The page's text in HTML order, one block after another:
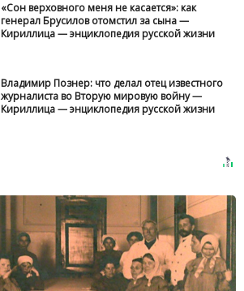
«Сон верховного меня не касается»: как
генерал Брусилов отомстил за сына —
Кириллица — энциклопедия русской жизни
Владимир Познер: что делал отец известного
журналиста во Вторую мировую войну —
Кириллица — энциклопедия русской жизни